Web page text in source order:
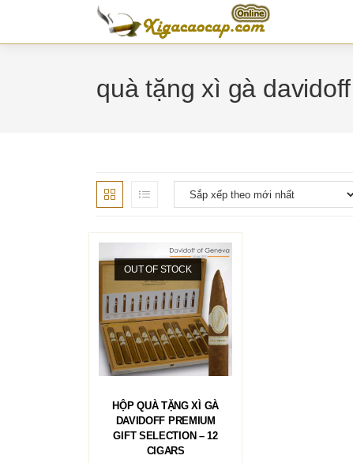
content
quà tặng xì gà davidoff
OUT OF STOCK
ĐỌC TIẾP
HỘP QUÀ TẶNG XÌ GÀ
DAVIDOFF PREMIUM
GIFT SELECTION – 12
CIGARS